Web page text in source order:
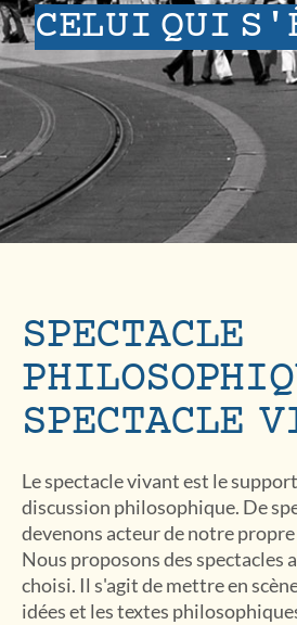
CELUI QUI
SPECTACLE
SPECTACLE
Le spectacle vivant est le
discussion philosophique. De
devenons acteur de notre propre
Nous proposons des spectacles
choisi. Il s'agit de mettre en
idées et les textes